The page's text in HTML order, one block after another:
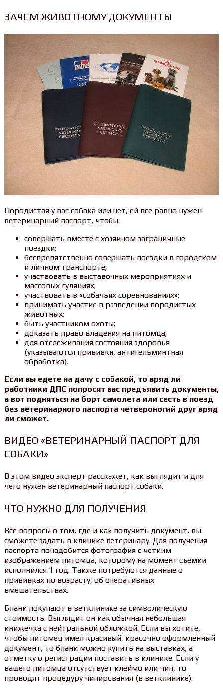
ЗАЧЕМ ЖИВОТНОМУ ДОКУМЕНТЫ
Породистая у вас собака или нет, ей все равно нужен
ветеринарный паспорт, чтобы:
совершать вместе с хозяином заграничные
поездки;
беспрепятственно совершать поездки в городском
и личном транспорте;
участвовать в выставочных мероприятиях и
массовых гуляниях;
участвовать в «собачьих соревнованиях»;
принимать участие в разведении породистых
животных;
быть участником охоты;
доказать право владения на питомца;
для отслеживания состояния здоровья
(указываются прививки, антигельминтная
обработка).
Если вы едете на дачу с собакой, то вряд ли
работники ДПС попросят вас предъявить документы,
а вот подняться на борт самолета или сесть в поезд
без ветеринарного паспорта четвероногий друг вряд
ли сможет.
ВИДЕО «ВЕТЕРИНАРНЫЙ ПАСПОРТ ДЛЯ
СОБАКИ»
В этом видео эксперт расскажет, как выглядит и для
чего нужен ветеринарный паспорт собаки.
ЧТО НУЖНО ДЛЯ ПОЛУЧЕНИЯ
Все вопросы о том, где и как получить документ, вы
сможете задать в клинике ветеринару. Для получения
паспорта понадобится фотография с четким
изображением питомца, которому на момент съемки
исполнился 1 год. Также потребуются данные о
прививках по возрасту, об оперативных
вмешательствах.
Бланк покупают в ветклинике за символическую
стоимость. Выглядит он как обычная небольшая
книжечка с нейтральной обложкой. Если вы хотите,
чтобы питомец имел красивый, красочно оформленный
документ, то бланк можно купить на выставках, а
отметку о регистрации поставить в клинике. Если у
вашего питомца отсутствует клеймо или чип, то
проводят процедуру чипирования (в ветклинике).